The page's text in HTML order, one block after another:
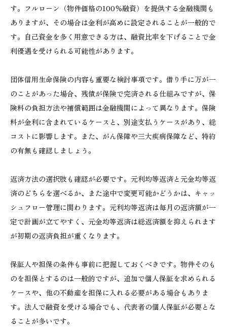
す。フルローン（物件価格の100％融資）を提供する金融機関も
ありますが、その場合は金利が高めに設定されることが一般的で
す。自己資金を多く用意できる方は、融資比率を下げることで金
利優遇を受けられる可能性があります。
団体信用生命保険の内容も重要な検討事項です。借り手に万が一
のことがあった場合、残債が保険で完済される仕組みですが、保
険料の負担方法や補償範囲は金融機関によって異なります。保険
料が金利に含まれているケースと、別途支払うケースがあり、総
コストに影響します。また、がん保障や三大疾病保障など、特約
の有無も確認しましょう。
返済方法の選択肢も確認が必要です。元利均等返済と元金均等返
済のどちらを選べるか、また途中で変更可能かどうかは、キャッ
シュフロー管理に関わります。元利均等返済は毎月の返済額が一
定で計画が立てやすく、元金均等返済は総返済額を抑えられます
が初期の返済負担が重くなります。
保証人や担保の条件も事前に把握しておくべきです。物件そのも
のを担保とするのは一般的ですが、追加で個人保証を求められる
ケースや、他の不動産を担保に入れる必要がある場合もありま
す。法人で融資を受ける場合でも、代表者の個人保証が必要とな
ることが多いです。